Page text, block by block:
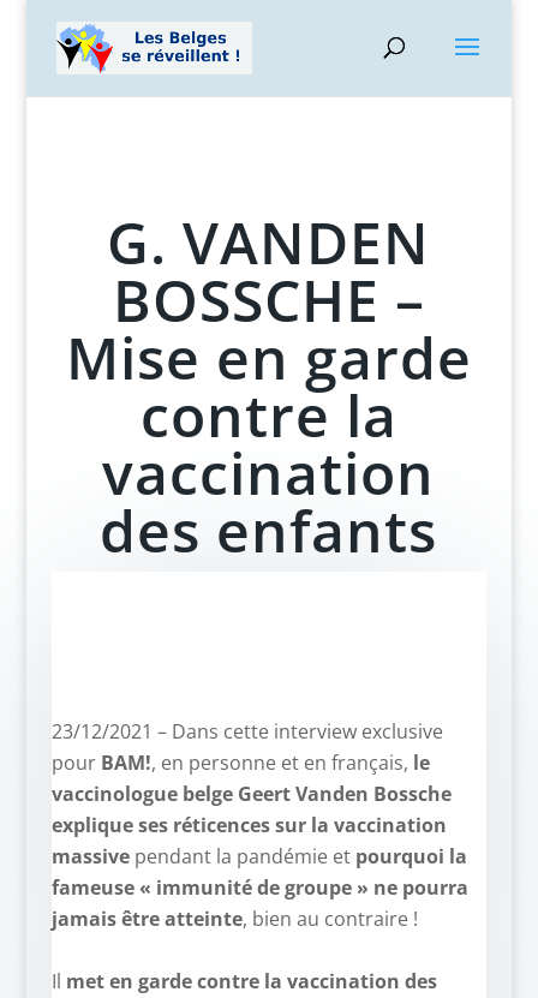
G. VANDEN
BOSSCHE –
Mise en garde
contre la
vaccination
des enfants
23/12/2021 – Dans cette interview exclusive
pour BAM!, en personne et en français, le
vaccinologue belge Geert Vanden Bossche
explique ses réticences sur la vaccination
massivependant la pandémie et pourquoi la
fameuse « immunité de groupe » ne pourra
jamais être atteinte, bien au contraire !
Il met en garde contre la vaccination des